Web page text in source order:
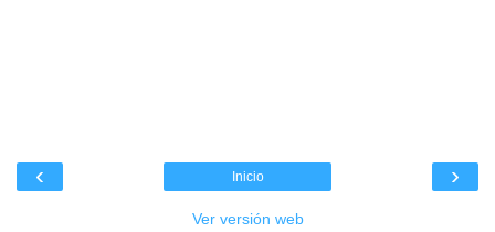
‹ ›
Inicio
Ver versión web